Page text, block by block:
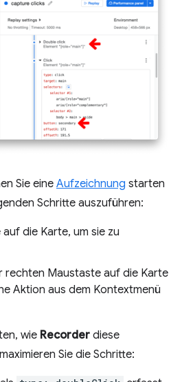
Sie eine Aufzeichnung starten
Schritte auszuführen:
die Karte, um sie zu
rechten Maustaste auf die Karte
Aktion aus dem Kontextmenü
wie Recorder diese
Sie die Schritte: